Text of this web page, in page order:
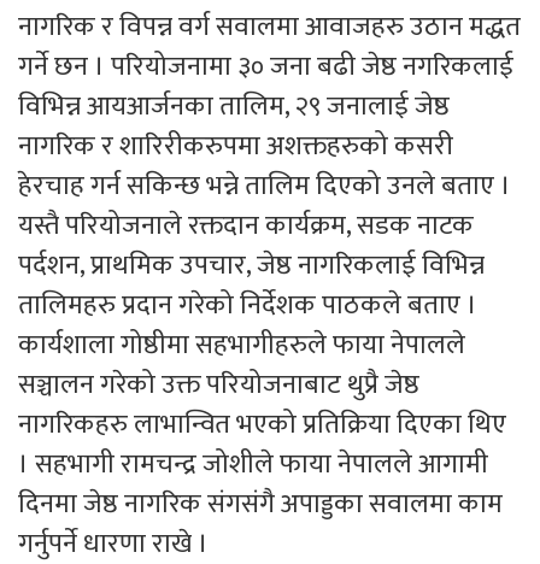
नागरिक र विपन्न वर्ग सवालमा आवाजहरु उठान मद्धत
गर्ने छन । परियोजनामा ३० जना बढी जेष्ठ नगरिकलाई
विभिन्न आयआर्जनका तालिम, २९ जनालाई जेष्ठ
नागरिक र शारिरीकरुपमा अशक्तहरुको कसरी
हेरचाह गर्न सकिन्छ भन्ने तालिम दिएको उनले बताए ।
यस्तै परियोजनाले रक्तदान कार्यक्रम, सडक नाटक
पर्दशन, प्राथमिक उपचार, जेष्ठ नागरिकलाई विभिन्न
तालिमहरु प्रदान गरेको निर्देशक पाठकले बताए ।
कार्यशाला गोष्ठीमा सहभागीहरुले फाया नेपालले
सञ्चालन गरेको उक्त परियोजनाबाट थुप्रै जेष्ठ
नागरिकहरु लाभान्वित भएको प्रतिक्रिया दिएका थिए
। सहभागी रामचन्द्र जोशीले फाया नेपालले आगामी
दिनमा जेष्ठ नागरिक संगसंगै अपाड्डका सवालमा काम
गर्नुपर्ने धारणा राखे ।